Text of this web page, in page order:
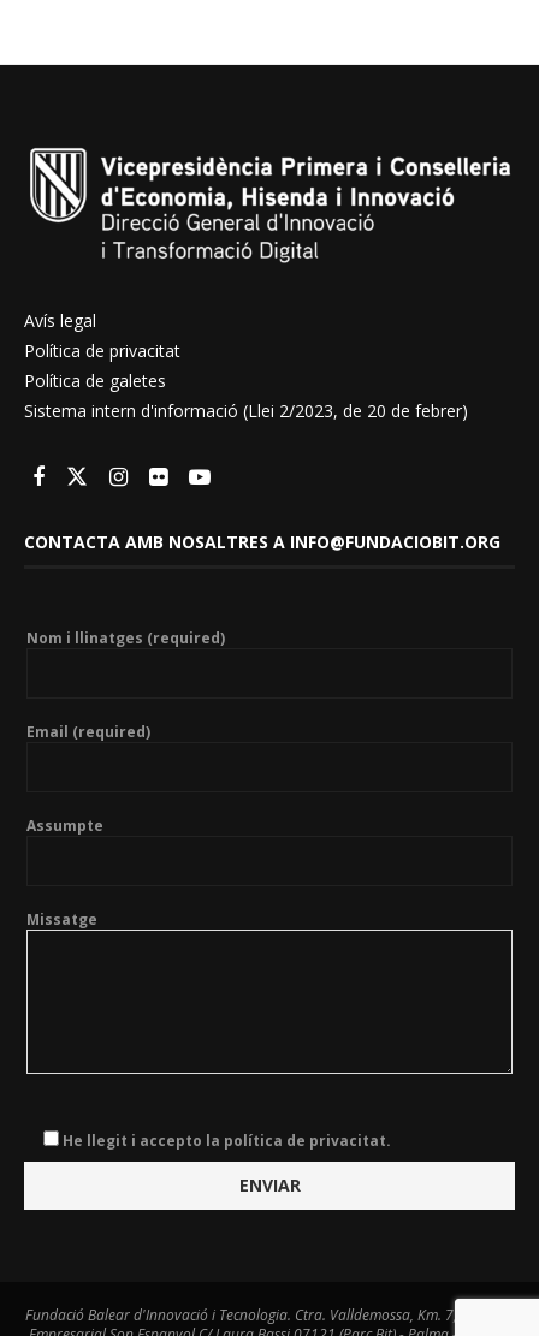
Avís legal
Política de privacitat
Política de galetes
Sistema intern d'informació (Llei 2/2023, de 20 de febrer)
CONTACTA AMB NOSALTRES A INFO@FUNDACIOBIT.ORG
Nom i llinatges (required)
Email (required)
Assumpte
Missatge
He llegit i accepto la política de privacitat.
Fundació Balear d'Innovació i Tecnologia. Ctra. Valldemossa, Km. 7,4. Centre